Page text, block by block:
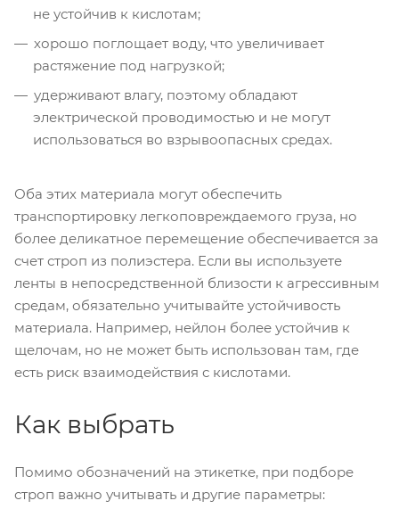
не устойчив к кислотам;
хорошо поглощает воду, что увеличивает
растяжение под нагрузкой;
удерживают влагу, поэтому обладают
электрической проводимостью и не могут
использоваться во взрывоопасных средах.
Оба этих материала могут обеспечить
транспортировку легкоповреждаемого груза, но
более деликатное перемещение обеспечивается за
счет строп из полиэстера. Если вы используете
ленты в непосредственной близости к агрессивным
средам, обязательно учитывайте устойчивость
материала. Например, нейлон более устойчив к
щелочам, но не может быть использован там, где
есть риск взаимодействия с кислотами.
Как выбрать
Помимо обозначений на этикетке, при подборе
строп важно учитывать и другие параметры: